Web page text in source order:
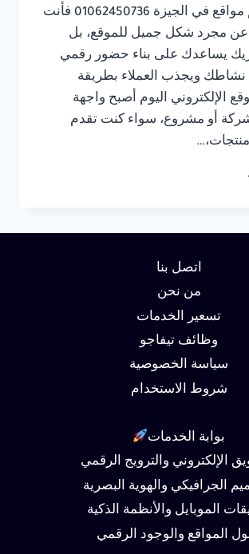
شركة تصميم مواقع في الجيزة 01062450736 فأنت
عن مجرد شكل جميل للموقع، بل
يساعدك على بناء حضور رقمي
ويجذب العملاء بطريقة
الإلكتروني اليوم أصبح واجهة
أو مشروع، سواء كنت تقدم
اتصل بنا
من نحن
تسعير الخدمات
وظائف تيفاجو
سياسة الخصوصية
شروط الاستخدام
بوابة الخدمات
الإلكتروني والترويج الرقمي
الجرافيكي والهوية البصرية
الموبايل والأنظمة الذكية
المواقع والوجود الرقمي